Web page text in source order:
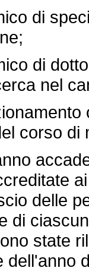
di
di
nel
corso
delle
di
state
dell'anno